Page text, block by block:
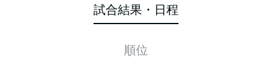
試合結果・日程
順位
スターティングメンバー